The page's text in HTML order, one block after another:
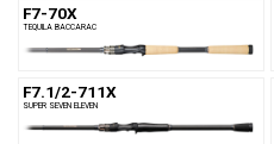
F7-70X
TEQUILA BACCARAC
F7.1/2-711X
SUPER SEVEN ELEVEN